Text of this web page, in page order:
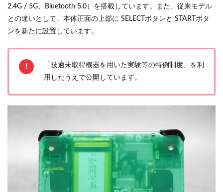
2.4G / 5G、Bluetooth 5.0）を搭載しています。また、従来モデル
との違いとして、本体正面の上部に SELECTボタンと STARTボタ
ンを新たに設置しています。
「技適未取得機器を用いた実験等の特例制度」を利
用したうえで公開しています。